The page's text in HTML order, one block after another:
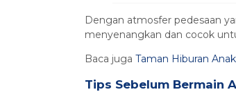
Dengan atmosfer pedesaan
menyenangkan dan cocok
Baca juga Taman Hiburan
Tips Sebelum Bermain